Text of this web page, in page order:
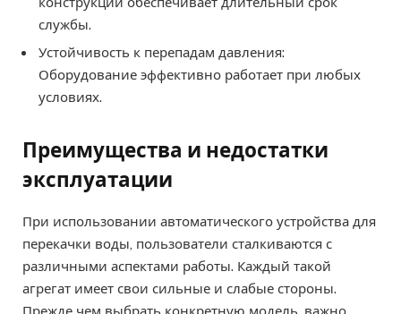
службы.
Устойчивость к перепадам давления:
Оборудование эффективно работает при любых
условиях.
Преимущества и недостатки
эксплуатации
При использовании автоматического устройства для
перекачки воды, пользователи сталкиваются с
различными аспектами работы. Каждый такой
агрегат имеет свои сильные и слабые стороны.
Прежде чем выбрать конкретную модель, важно